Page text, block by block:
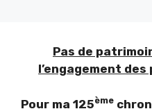
Pas de
l’engagement
Pour ma 125ème